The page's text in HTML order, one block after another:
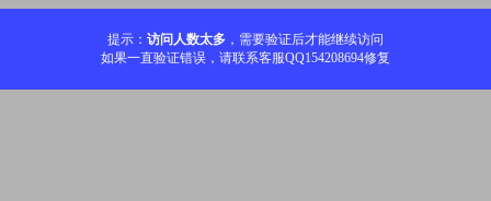
提示： 访问人数太多 ，需要验证后才能继续访问
如果一直验证错误，请联系客服QQ154208694修复